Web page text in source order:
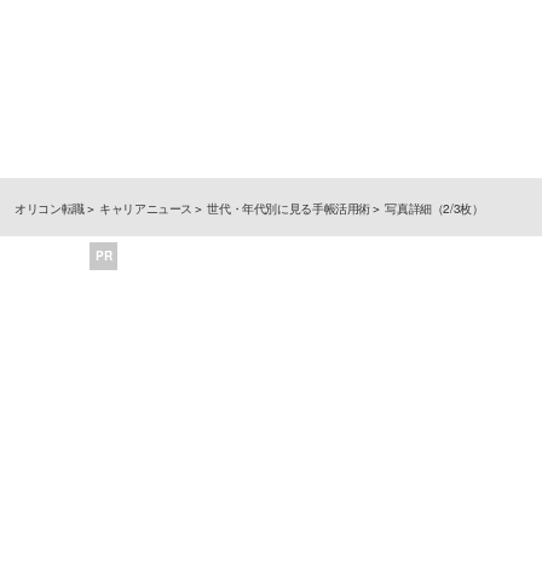
オリコン転職 キャリアニュース 世代・年代別に見る手帳活用術 写真詳細（2/3枚）
PR